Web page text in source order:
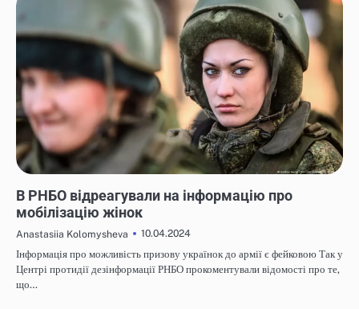
В РНБО відреагували на інформацію про
мобілізацію жінок
Anastasiia Kolomysheva
10.04.2024
Інформація про можливість призову українок до армії є фейковою Так у
Центрі протидії дезінформації РНБО прокоментували відомості про те,
що…